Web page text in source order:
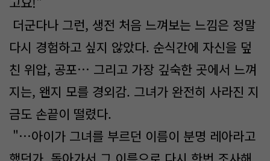
더군다나 그런, 생전 처음 느껴보는 느낌은 정말
다시 경험하고 싶지 않았다. 순식간에 자신을 덮
친 위압, 공포… 그리고 가장 깊숙한 곳에서 느껴
지는, 왠지 모를 경외감. 그녀가 완전히 사라진 지
금도 손끝이 떨렸다.​
"…아이가 그녀를 부르던 이름이 분명 레아라고